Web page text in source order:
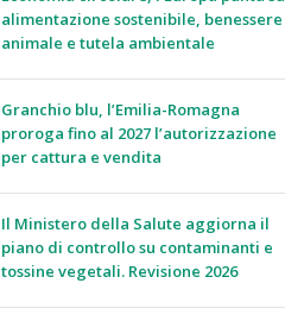
alimentazione sostenibile, benessere
animale e tutela ambientale
Granchio blu, l’Emilia-Romagna
proroga fino al 2027 l’autorizzazione
per cattura e vendita
Il Ministero della Salute aggiorna il
piano di controllo su contaminanti e
tossine vegetali. Revisione 2026